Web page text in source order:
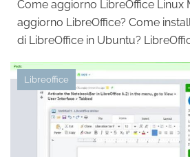
Come aggiorno LibreOffice Linux
aggiorno LibreOffice? Come
di LibreOffice in Ubuntu?
Libreoffice